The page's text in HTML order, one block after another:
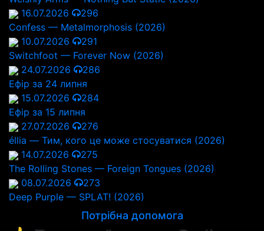
16.07.2026
296
Confess — Metalmorphosis (2026)
10.07.2026
291
Switchfoot — Forever Now (2026)
24.07.2026
286
Ефір за 24 липня
15.07.2026
284
Ефір за 15 липня
27.07.2026
276
éllia — Тим, кого це може стосуватися (2026)
14.07.2026
275
The Rolling Stones — Foreign Tongues (2026)
08.07.2026
273
Deep Purple — SPLAT! (2026)
Потрібна допомога